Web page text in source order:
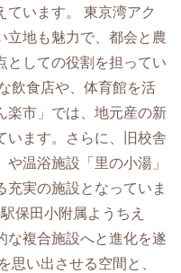
ています。 東京湾アク
立地も魅力で、都会と農
としての役割を担ってい
飲食店や、体育館を活
楽市」では、地元産の新
います。さらに、旧校舎
温浴施設「里の小湯」
充実の施設となっていま
保田小附属ようちえ
な複合施設へと進化を遂
思い出させる空間と、